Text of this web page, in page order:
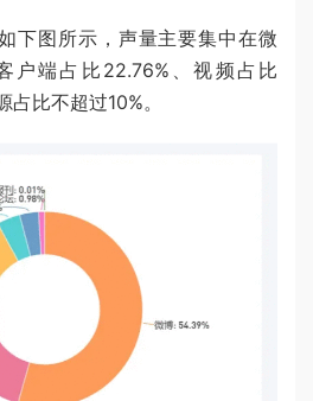
下图所示，声量主要集中在微
户端占比22.76%、视频占比
比不超过10%。